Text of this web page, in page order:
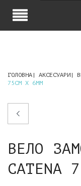
ГОЛОВНА АКСЕСУАРИ
75СМ Х 6ММ
ВЕЛО
CATENA